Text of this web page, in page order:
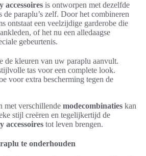
accessoires is ontworpen met dezelfde
de paraplu’s zelf. Door het combineren
ontstaat een veelzijdige garderobe die
of het nu een alledaagse
gebeurtenis.
de kleuren van uw paraplu aanvult.
tas voor een complete look.
voor extra bescherming tegen de
met verschillende modecombinaties kan
stijl creëren en tegelijkertijd de
accessoires tot leven brengen.
te onderhouden